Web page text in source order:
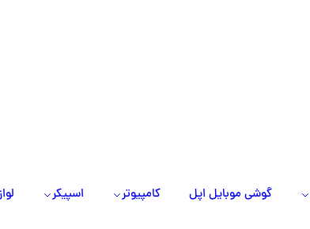
گوشی موبایل اپل کامپیوتر اسپیکر